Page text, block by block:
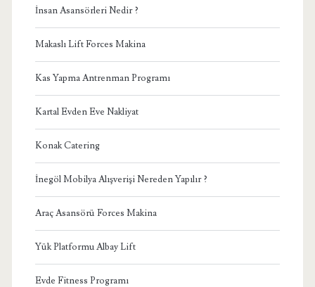
İnsan Asansörleri Nedir ?
Makaslı Lift Forces Makina
Kas Yapma Antrenman Programı
Kartal Evden Eve Nakliyat
Konak Catering
İnegöl Mobilya Alışverişi Nereden Yapılır ?
Araç Asansörü Forces Makina
Yük Platformu Albay Lift
Evde Fitness Programı